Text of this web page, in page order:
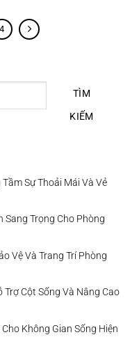
4
TÌM
KIẾM
Sự Thoải Mái Và Vẻ
Sang Trọng Cho Phòng
Vệ Và Trang Trí Phòng
Trợ Cột Sống Và Nâng Cao
Không Gian Sống Hiện